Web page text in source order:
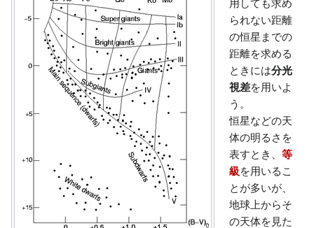
用しても求め
られない距離
の恒星までの
距離を求める
ときには分光
視差を用いよ
う。
恒星などの天
体の明るさを
表すとき、等
級を用いるこ
とが多いが、
地球上からそ
の天体を見た